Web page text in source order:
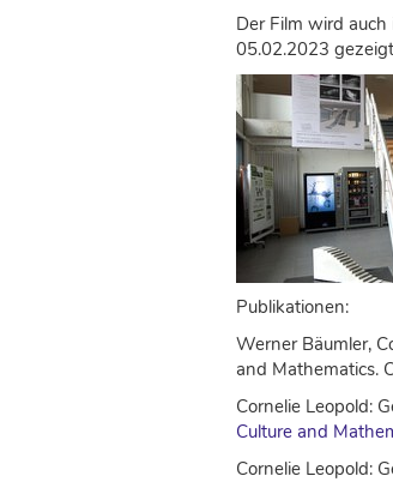
Der Film wird
05.02.2023
Publikationen:
Werner Bäumler,
and Mathematics.
Cornelie Leopold:
Culture and
Cornelie Leopold: